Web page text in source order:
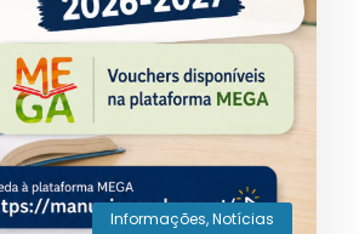
Informações,Notícias